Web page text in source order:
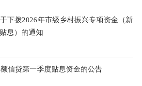
下拨2026年市级乡村振兴专项资金（新
息）的通知
信贷第一季度贴息资金的公告